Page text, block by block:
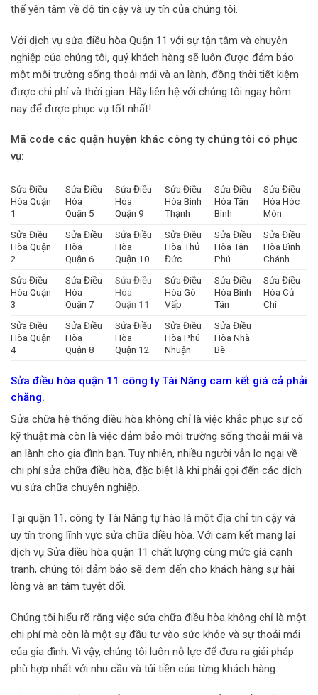
thể yên tâm về độ tin cậy và uy tín của chúng tôi.
Với dịch vụ sửa điều hòa Quận 11 với sự tận tâm và chuyên
nghiệp của chúng tôi, quý khách hàng sẽ luôn được đảm bảo
một môi trường sống thoải mái và an lành, đồng thời tiết kiệm
được chi phí và thời gian. Hãy liên hệ với chúng tôi ngay hôm
nay để được phục vụ tốt nhất!
Mã code các quận huyện khác công ty chúng tôi có phục
vụ:
Sửa Điều
Hòa Quận
1
Sửa Điều
Hòa
Quận 5
Sửa Điều
Hòa
Quận 9
Sửa Điều
Hòa Bình
Thạnh
Sửa Điều
Hòa Tân
Bình
Sửa Điều
Hòa Hóc
Môn
Sửa Điều
Hòa Quận
2
Sửa Điều
Hòa
Quận 6
Sửa Điều
Hòa
Quận 10
Sửa Điều
Hòa Thủ
Đức
Sửa Điều
Hòa Tân
Phú
Sửa Điều
Hòa Bình
Chánh
Sửa Điều
Hòa Quận
3
Sửa Điều
Hòa
Quận 7
Sửa Điều
Hòa
Quận 11
Sửa Điều
Hòa Gò
Vấp
Sửa Điều
Hòa Bình
Tân
Sửa Điều
Hòa Củ
Chi
Sửa Điều
Hòa Quận
4
Sửa Điều
Hòa
Quận 8
Sửa Điều
Hòa
Quận 12
Sửa Điều
Hòa Phú
Nhuận
Sửa Điều
Hòa Nhà
Bè
Sửa điều hòa quận 11 công ty Tài Năng cam kết giá cả phải
chăng.
Sửa chữa hệ thống điều hòa không chỉ là việc khắc phục sự cố
kỹ thuật mà còn là việc đảm bảo môi trường sống thoải mái và
an lành cho gia đình bạn. Tuy nhiên, nhiều người vẫn lo ngại về
chi phí sửa chữa điều hòa, đặc biệt là khi phải gọi đến các dịch
vụ sửa chữa chuyên nghiệp.
Tại quận 11, công ty Tài Năng tự hào là một địa chỉ tin cậy và
uy tín trong lĩnh vực sửa chữa điều hòa. Với cam kết mang lại
dịch vụ Sửa điều hòa quận 11 chất lượng cùng mức giá cạnh
tranh, chúng tôi đảm bảo sẽ đem đến cho khách hàng sự hài
lòng và an tâm tuyệt đối.
Chúng tôi hiểu rõ rằng việc sửa chữa điều hòa không chỉ là một
chi phí mà còn là một sự đầu tư vào sức khỏe và sự thoải mái
của gia đình. Vì vậy, chúng tôi luôn nỗ lực để đưa ra giải pháp
phù hợp nhất với nhu cầu và túi tiền của từng khách hàng.